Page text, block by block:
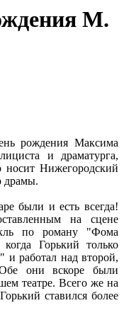
М.
рождения Максима
и драматурга,
носит Нижегородский
драмы.
были и есть всегда!
на сцене
по роману "Фома
Горький только
работал над второй,
они вскоре были
театре. Всего же на
ставился более